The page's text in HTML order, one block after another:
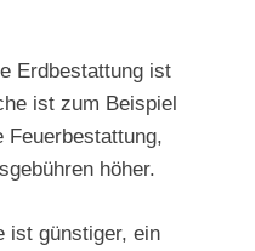
Erdbestattung ist
ist zum Beispiel
Feuerbestattung,
höher.
ist günstiger, ein